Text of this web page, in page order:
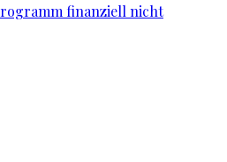
finanziell nicht